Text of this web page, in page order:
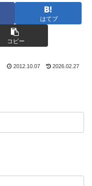
はてブ
コピー
2012.10.07 2026.02.27